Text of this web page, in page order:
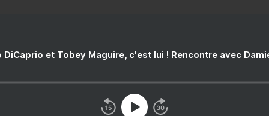
DiCaprio et Tobey Maguire, c'est lui ! Rencontre avec